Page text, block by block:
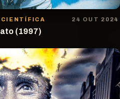
CIENTÍFICA 24 OUT 2024
(1997)